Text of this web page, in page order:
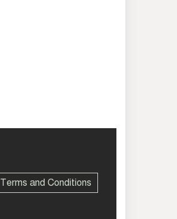
Terms and Conditions